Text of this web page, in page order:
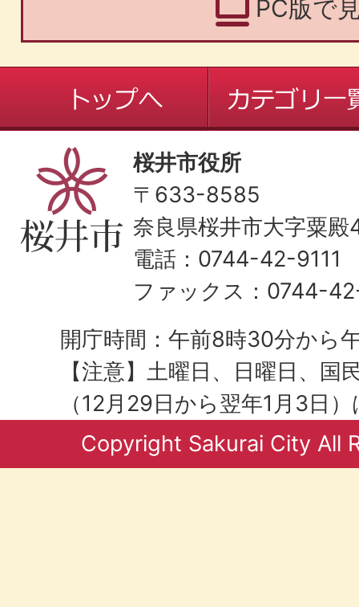
PC版で
桜井市役所
〒633-8585
奈良県桜井市大字粟
電話：0744-42-9111
ファックス：0744-
開庁時間：午前8時30分から
【注意】土曜日、日曜日、国
（12月29日から翌年1月3日
Copyright Sakurai City All